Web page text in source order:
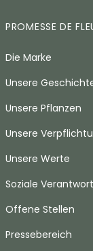
PROMESSE DE
Die Marke
Unsere
Unsere Pflanzen
Unsere
Unsere Werte
Soziale
Offene Stellen
Pressebereich